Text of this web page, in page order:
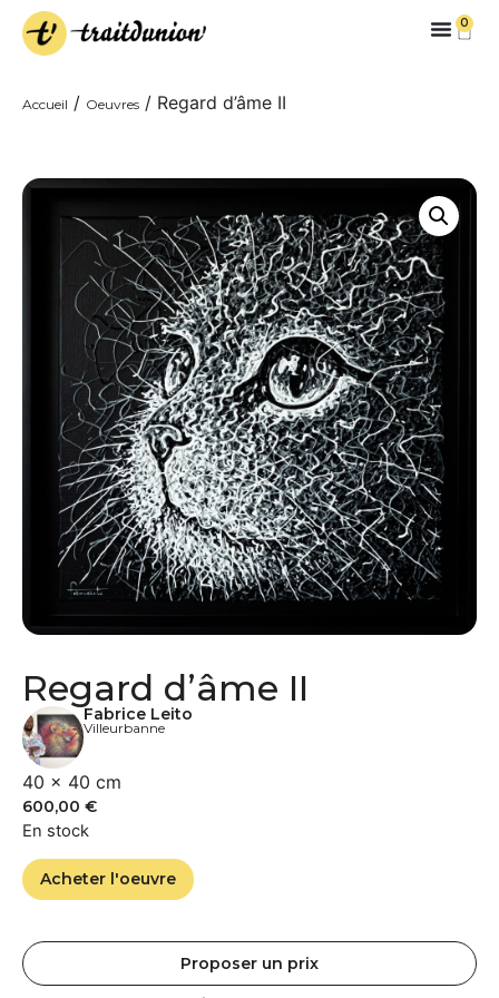
0
Accueil / Oeuvres / Regard d’âme II
Regard d’âme II
Fabrice Leito
Villeurbanne
40 × 40 cm
600,00 €
En stock
Acheter l'oeuvre
Proposer un prix